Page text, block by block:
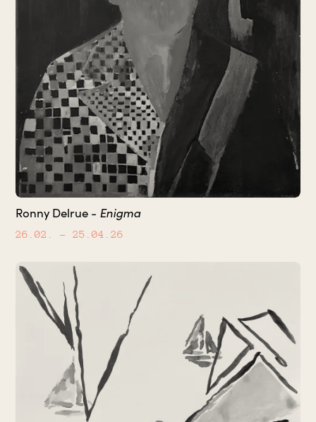
Ronny Delrue - Enigma
26.02. – 25.04.26